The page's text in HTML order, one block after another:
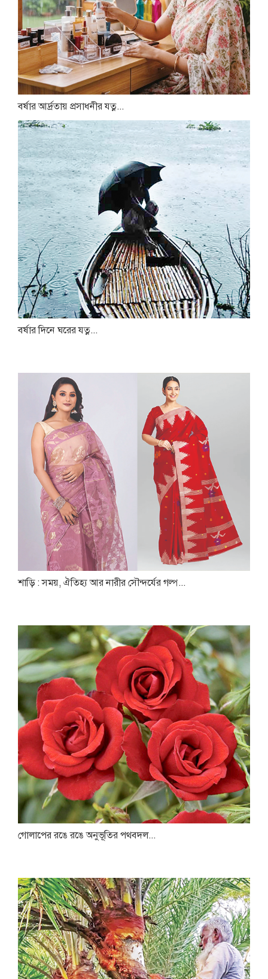
বর্ষার আর্দ্রতায় প্রসাধনীর যত্ন...
বর্ষার দিনে ঘরের যত্ন...
শাড়ি : সময়, ঐতিহ্য আর নারীর সৌন্দর্যের গল্প...
গোলাপের রঙে রঙে অনুভূতির পথবদল...